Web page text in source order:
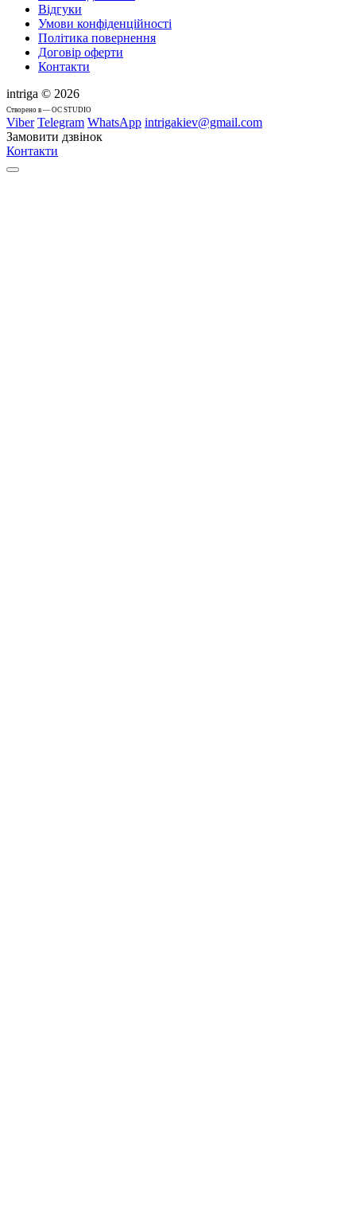
Відгуки
Умови конфіденційності
Політика повернення
Договір оферти
Контакти
intriga © 2026
Cтворено в — OC STUDIO
Viber Telegram WhatsApp intrigakiev@gmail.com
Замовити дзвінок
Контакти